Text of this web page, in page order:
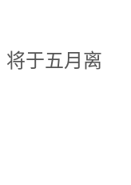
将于五月离